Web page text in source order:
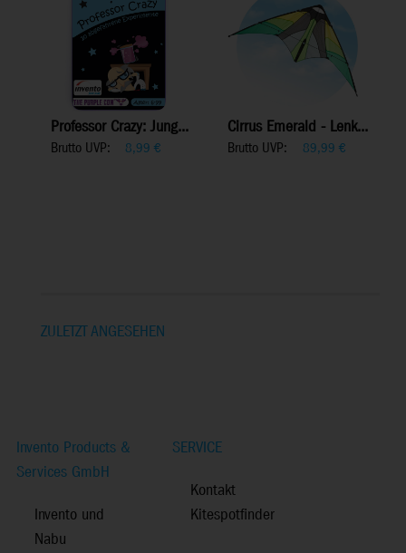
Professor Crazy: Jung...
Brutto UVP: 8,99 €
Cirrus Emerald - Lenk...
Brutto UVP: 89,99 €
ZULETZT ANGESEHEN
Invento Products &
Services GmbH
Invento und
Nabu
SERVICE
Kontakt
Kitespotfinder